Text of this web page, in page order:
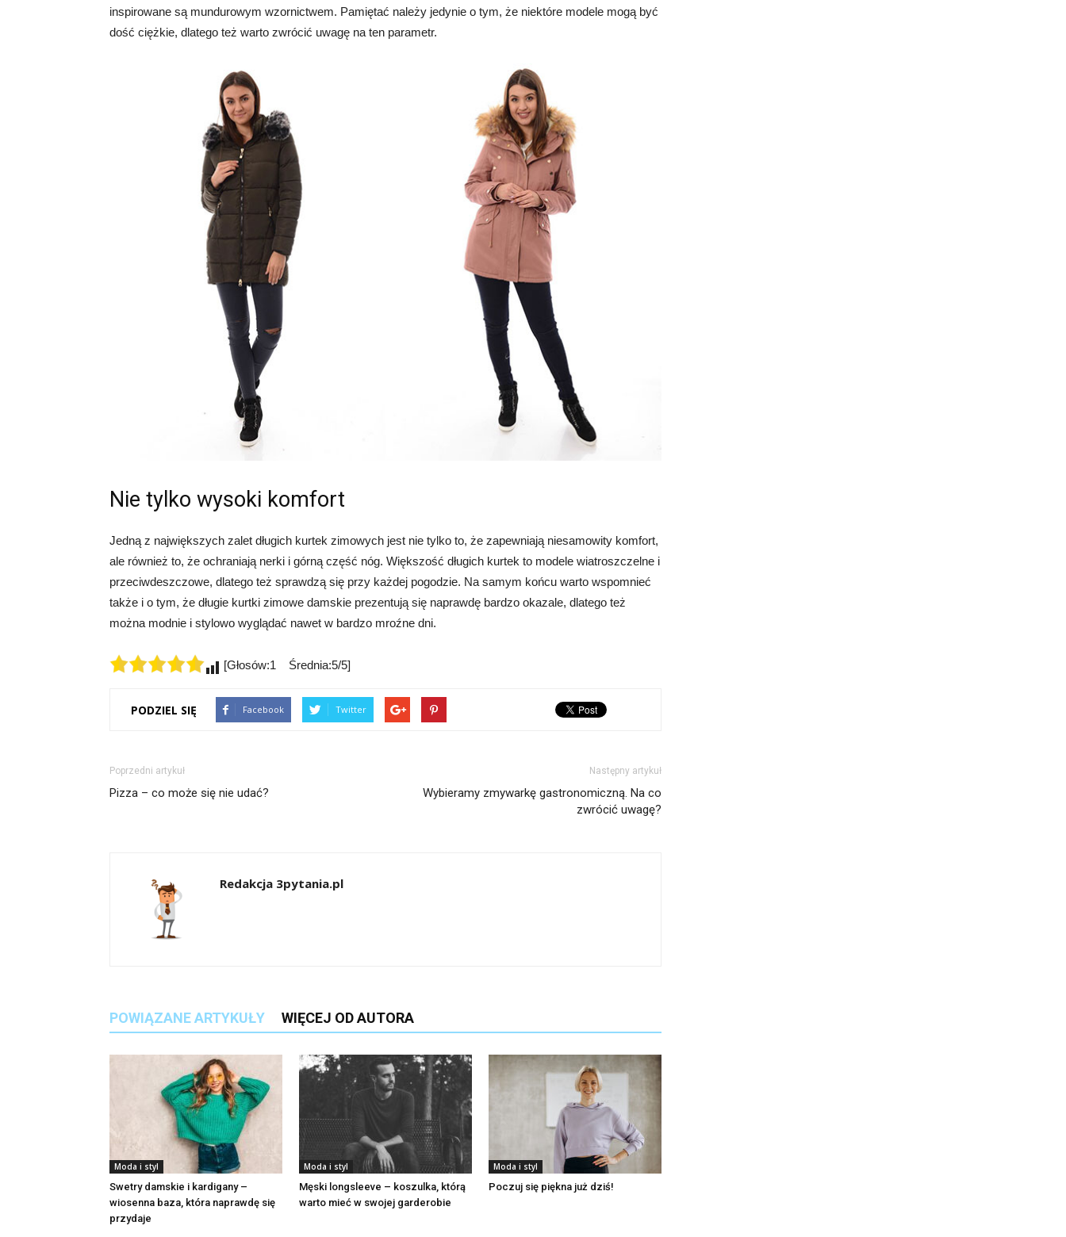
inspirowane są mundurowym wzornictwem. Pamiętać należy jedynie o tym, że niektóre modele mogą być
dość ciężkie, dlatego też warto zwrócić uwagę na ten parametr.
Nie tylko wysoki komfort
Jedną z największych zalet długich kurtek zimowych jest nie tylko to, że zapewniają niesamowity komfort,
ale również to, że ochraniają nerki i górną część nóg. Większość długich kurtek to modele wiatroszczelne i
przeciwdeszczowe, dlatego też sprawdzą się przy każdej pogodzie. Na samym końcu warto wspomnieć
także i o tym, że długie kurtki zimowe damskie prezentują się naprawdę bardzo okazale, dlatego też
można modnie i stylowo wyglądać nawet w bardzo mroźne dni.
[Głosów:1 Średnia:5/5]
PODZIEL SIĘ Facebook Twitter
Poprzedni artykuł
Pizza – co może się nie udać?
Następny artykuł
Wybieramy zmywarkę gastronomiczną. Na co
zwrócić uwagę?
Redakcja 3pytania.pl
POWIĄZANE ARTYKUŁY WIĘCEJ OD AUTORA
Moda i styl
Swetry damskie i kardigany –
wiosenna baza, która naprawdę się
przydaje
Moda i styl
Męski longsleeve – koszulka, którą
warto mieć w swojej garderobie
Moda i styl
Poczuj się piękna już dziś!